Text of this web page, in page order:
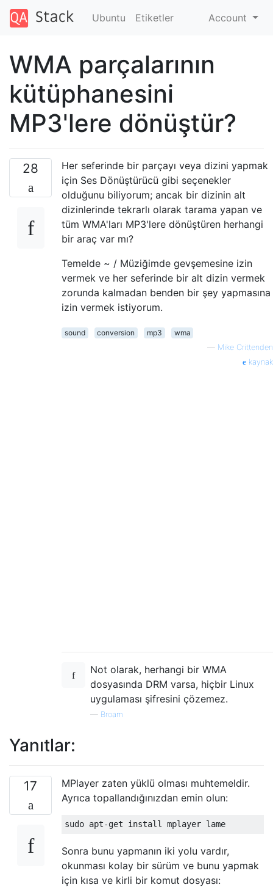
Ubuntu Etiketler Account
WMA parçalarının
kütüphanesini
MP3'lere dönüştür?
28
Her seferinde bir parçayı veya dizini yapmak
için Ses Dönüştürücü gibi seçenekler
olduğunu biliyorum; ancak bir dizinin alt
dizinlerinde tekrarlı olarak tarama yapan ve
tüm WMA'ları MP3'lere dönüştüren herhangi
bir araç var mı?
Temelde ~ / Müziğimde gevşemesine izin
vermek ve her seferinde bir alt dizin vermek
zorunda kalmadan benden bir şey yapmasına
izin vermek istiyorum.
sound conversion mp3
wma
— Mike Crittenden
kaynak
Not olarak, herhangi bir WMA
dosyasında DRM varsa, hiçbir Linux
uygulaması şifresini çözemez.
— Broam
Yanıtlar:
17
MPlayer zaten yüklü olması muhtemeldir.
Ayrıca topallandığınızdan emin olun:
Sonra bunu yapmanın iki yolu vardır,
okunması kolay bir sürüm ve bunu yapmak
için kısa ve kirli bir komut dosyası: